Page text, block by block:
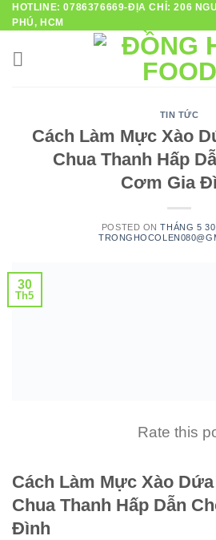
Skip
to
content
HOTLINE: 0786376669-ĐỊA CHỈ: 206
PHÚ, HCM
TIN TỨC
Cách Làm Mực Xào
Chua Thanh Hấp
Cơm Gia
POSTED ONTHÁNG 5
30
Th5
Rate this
Cách Làm Mực Xào
Chua Thanh Hấp Dẫn
Đình